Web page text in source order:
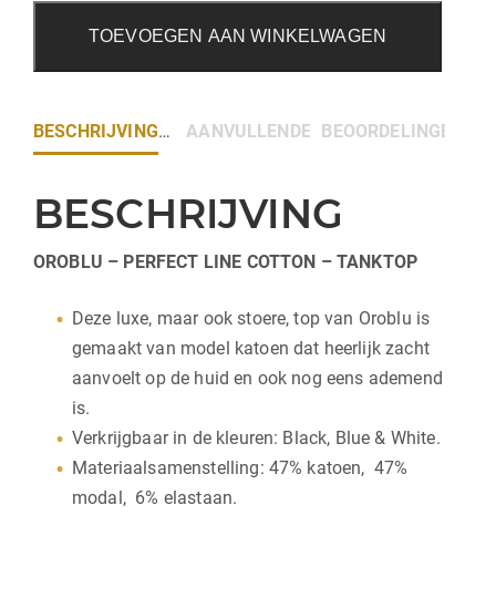
TOEVOEGEN AAN WINKELWAGEN
BESCHRIJVING AANVULLENDE INFORMATIE
BEOORDELINGEN (0)
BESCHRIJVING
OROBLU – PERFECT LINE COTTON – TANKTOP
Deze luxe, maar ook stoere, top van Oroblu is
gemaakt van model katoen dat heerlijk zacht
aanvoelt op de huid en ook nog eens ademend
is.
Verkrijgbaar in de kleuren: Black, Blue & White.
Materiaalsamenstelling: 47% katoen, 47%
modal, 6% elastaan.